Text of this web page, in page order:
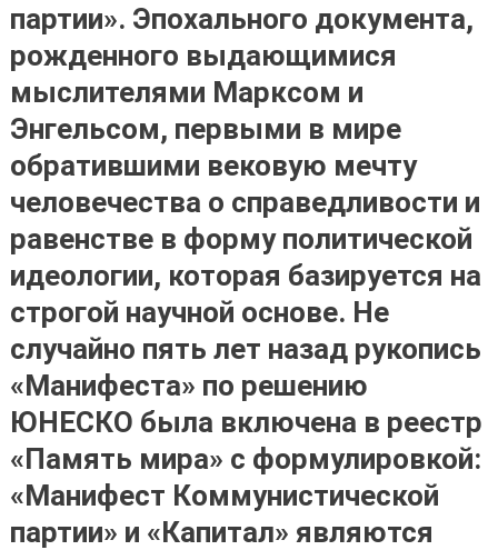
партии». Эпохального документа,
рожденного выдающимися
мыслителями Марксом и
Энгельсом, первыми в мире
обратившими вековую мечту
человечества о справедливости и
равенстве в форму политической
идеологии, которая базируется на
строгой научной основе. Не
случайно пять лет назад рукопись
«Манифеста» по решению
ЮНЕСКО была включена в реестр
«Память мира» с формулировкой:
«Манифест Коммунистической
партии» и «Капитал» являются